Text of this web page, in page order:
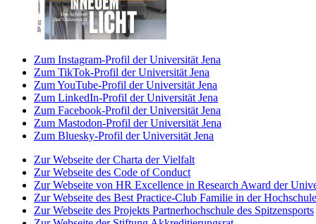
Zum Instagram-Profil der Universität Jena
Zum TikTok-Profil der Universität Jena
Zum YouTube-Profil der Universität Jena
Zum LinkedIn-Profil der Universität Jena
Zum Facebook-Profil der Universität Jena
Zum Mastodon-Profil der Universität Jena
Zum Bluesky-Profil der Universität Jena
Zur Webseite der Charta der Vielfalt
Zur Webseite des Code of Conduct
Zur Webseite von HR Excellence in Research Award der
Zur Webseite des Best Practice-Club Familie in der Hochschule
Zur Webseite des Projekts Partnerhochschule des Spitzensports